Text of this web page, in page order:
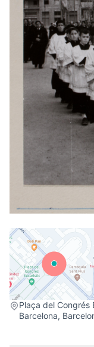
Plaça del Congrés
Barcelona,
(Link externo)